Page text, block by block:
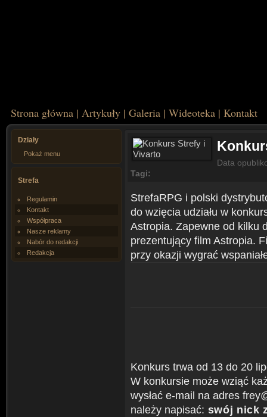
Strona główna | Artykuły | Galeria | Wideoteka | Kontakt
Działy
Pokaż menu
Strefa
Regulamin
Kontakt
Współpraca
Nasze reklamy
Nabór do redakcji
Redakcja
Data
Tagi:
StrefaRPG i polski
do wzięcia udziału w
Astropia. Zapewne od kilku
prezentujący film Astropia.
przy okazji wygrać
Konkurs trwa od 13 do 20
W konkursie może wziąć
wysłać e-mail na adres
należy napisać: swój nick